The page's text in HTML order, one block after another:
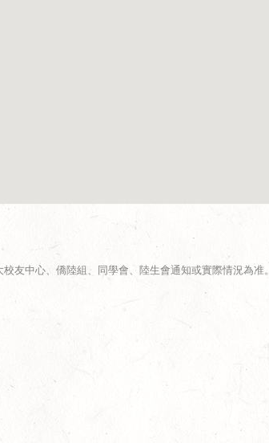
友中心、僑陸組、同學會、陸生會通知或實際情況為准。